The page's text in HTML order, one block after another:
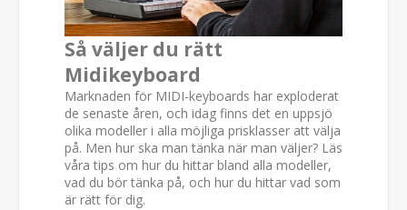
Så väljer du rätt
Midikeyboard
Marknaden för MIDI-keyboards har exploderat
de senaste åren, och idag finns det en uppsjö
olika modeller i alla möjliga prisklasser att välja
på. Men hur ska man tänka när man väljer? Läs
våra tips om hur du hittar bland alla modeller,
vad du bör tänka på, och hur du hittar vad som
är rätt för dig.